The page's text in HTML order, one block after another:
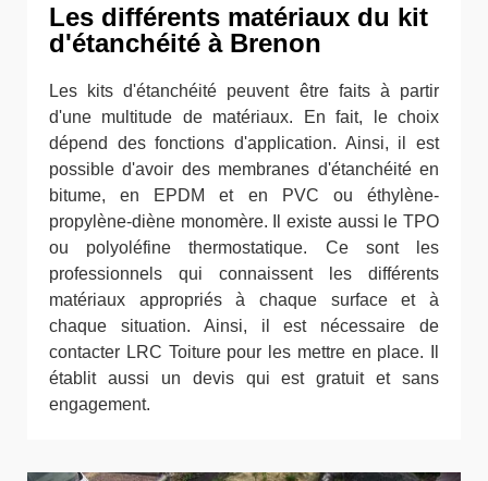
Les différents matériaux du kit
d'étanchéité à Brenon
Les kits d'étanchéité peuvent être faits à partir
d'une multitude de matériaux. En fait, le choix
dépend des fonctions d'application. Ainsi, il est
possible d'avoir des membranes d'étanchéité en
bitume, en EPDM et en PVC ou éthylène-
propylène-diène monomère. Il existe aussi le TPO
ou polyoléfine thermostatique. Ce sont les
professionnels qui connaissent les différents
matériaux appropriés à chaque surface et à
chaque situation. Ainsi, il est nécessaire de
contacter LRC Toiture pour les mettre en place. Il
établit aussi un devis qui est gratuit et sans
engagement.